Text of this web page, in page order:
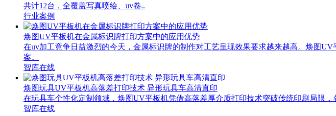
共计12台，全覆盖写真喷绘、uv卷..
行业案例
焕图UV平板机在金属标识牌打印方案中的应用优势
在uv加工竞争日益激烈的今天，金属标识牌的制作对工艺呈现效果要求越来越高。焕图
案。
智库在线
焕图玩具UV平板机高落差打印技术 异形玩具车高清直印
在玩具车个性化定制领域，焕图UV平板机凭借高落差厚介质打印技术突破传统印刷局限，
智库在线